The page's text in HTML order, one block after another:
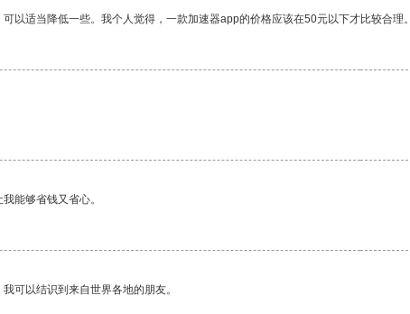
以适当降低一些。我个人觉得，一款加速器app的价格应该在50元以下才比较合理。
能够省钱又省心。
可以结识到来自世界各地的朋友。